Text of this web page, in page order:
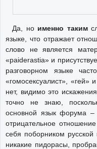
Да, но именно таким
языке, что отражает
слово не является
«paiderastia» и
разговорном языке
«гомосексуалист», «гей»
нет, видимо это
точно не знаю,
основной язык форума
отрицательное
себя поборником
никакие пидорасы,